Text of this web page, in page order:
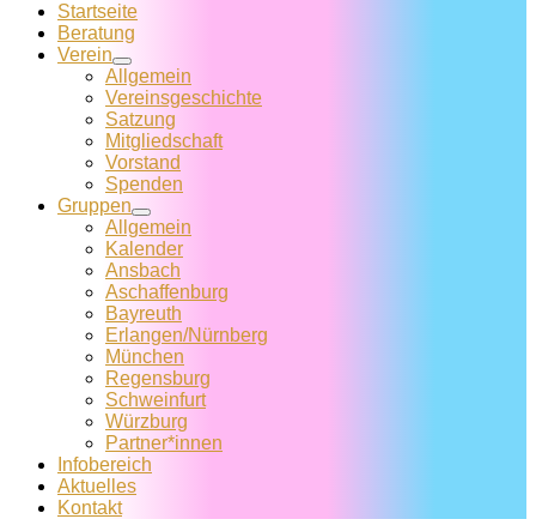
Startseite
Beratung
Verein
Allgemein
Vereins­geschichte
Satzung
Mitglied­schaft
Vorstand
Spenden
Gruppen
Allgemein
Kalender
Ansbach
Aschaffenburg
Bayreuth
Erlangen/Nürnberg
München
Regensburg
Schweinfurt
Würzburg
Partner*innen
Infobereich
Aktuelles
Kontakt